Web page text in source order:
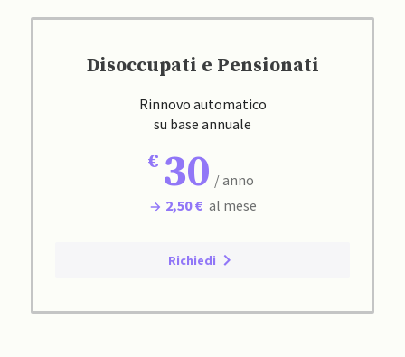
Disoccupati e Pensionati
Rinnovo automatico
su base annuale
30 / anno
2,50 € al mese
Richiedi